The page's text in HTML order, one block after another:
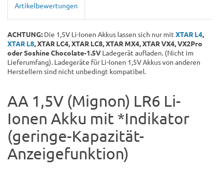
Artikelbewertungen
ACHTUNG: Die 1,5V Li-Ionen Akkus lassen sich nur mit XTAR L4,
XTAR L8, XTAR LC4, XTAR LC8, XTAR MX4, XTAR VX4, VX2Pro
oder Soshine Chocolate-1.5V Ladegerät aufladen. (Nicht im
Lieferumfang). Ladegeräte für Li-Ionen 1,5V Akkus von anderen
Herstellern sind nicht unbedingt kompatibel.
AA 1,5V (Mignon) LR6 Li-
Ionen Akku mit *Indikator
(geringe-Kapazität-
Anzeigefunktion)